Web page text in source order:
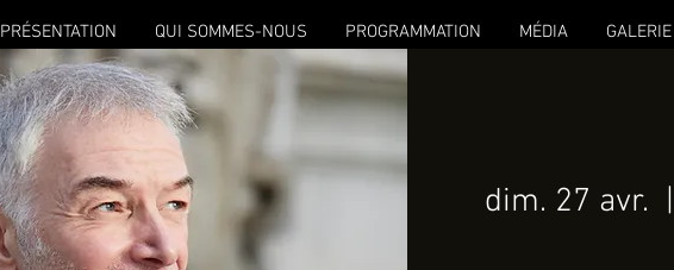
PRÉSENTATION QUI SOMMES-NOUS PROGRAMMATION MÉDIA GALERIE
dim. 27 avr.
  |